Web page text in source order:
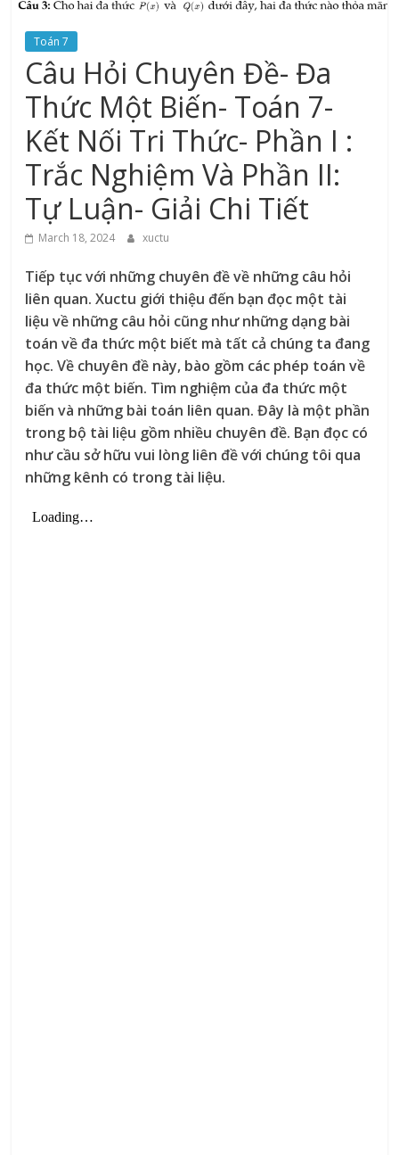
Toán 7
Câu Hỏi Chuyên Đề- Đa
Thức Một Biến- Toán 7-
Kết Nối Tri Thức- Phần I :
Trắc Nghiệm Và Phần II:
Tự Luận- Giải Chi Tiết
March 18, 2024 xuctu
Tiếp tục với những chuyên đề về những câu hỏi
liên quan. Xuctu giới thiệu đến bạn đọc một tài
liệu về những câu hỏi cũng như những dạng bài
toán về đa thức một biết mà tất cả chúng ta đang
học. Về chuyên đề này, bào gồm các phép toán về
đa thức một biến. Tìm nghiệm của đa thức một
biến và những bài toán liên quan. Đây là một phần
trong bộ tài liệu gồm nhiều chuyên đề. Bạn đọc có
như cầu sở hữu vui lòng liên đề với chúng tôi qua
những kênh có trong tài liệu.